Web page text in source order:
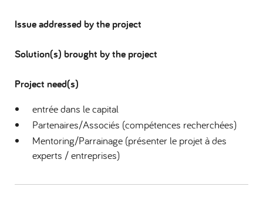
Issue addressed by the project
Solution(s) brought by the project
Project need(s)
entrée dans le capital
Partenaires/Associés (compétences recherchées)
Mentoring/Parrainage (présenter le projet à des
experts / entreprises)